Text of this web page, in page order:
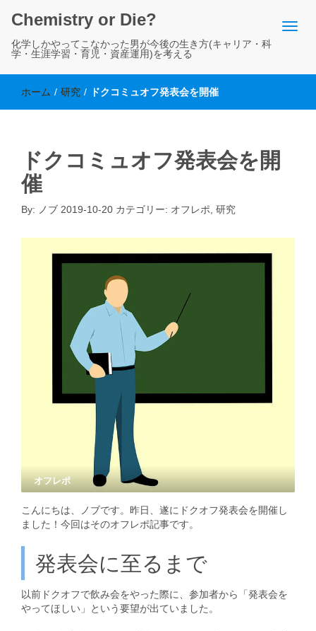
Chemistry or Die?
化学しかやってこなかった男が今後の生き方(キャリア・科
学・生涯学習・育児・資産運用)を考える
ホーム / 研究 / ドクコミュオフ発表会を開催
ドクコミュオフ発表会を開
催
By: ノブ 2019-10-20 カテゴリー: オフレポ 研究
オフレポ
こんにちは、ノブです。昨日、遂にドクオフ発表会を開催し
ました！今回はそのオフレポ記事です。
発表会に至るまで
以前ドクオフで飲み会をやった際に、参加者から「発表会を
やってほしい」という要望が出ていました。